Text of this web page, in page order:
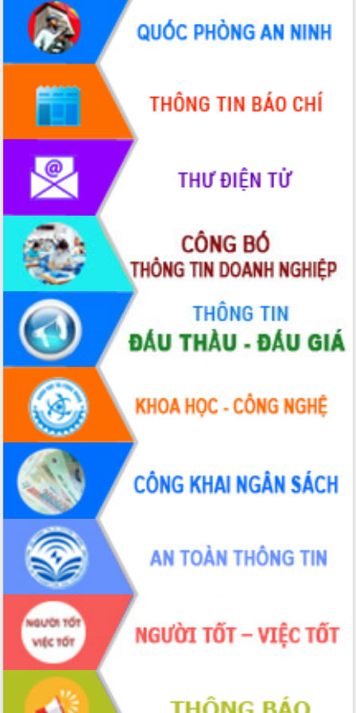
Phát động chiến dịch 30 ngày đêm
giải phóng mặt bằng Tuyến đường bộ
ven biển
Đắk Lắk nỗ lực thúc đẩy tăng trưởng
kinh tế từ 10% trở lên trong Quý
II/2026
Đắk Lắk ký kết thỏa thuận hợp tác về
chuyển đổi số giai đoạn 2026 – 2030
với Tập đoàn Bưu chính Viễn thông
Việt Nam
Thứ trưởng Bộ Y tế làm việc với tỉnh
Đắk Lắk về phát triển nhân lực y tế
cho trạm y tế cấp xã
Du lịch Đắk Lắk nâng tầm trải nghiệm
du khách thông qua Hệ thống cơ sở dữ
liệu và Bản đồ số
Tập huấn ứng dụng trí tuệ nhân tạo (AI)
trong thương mại điện tử năm 2026
Đoàn đại biểu Quốc hội tỉnh Đắk Lắk
trao đổi thông tin trước Kỳ họp thứ
nhất, Quốc hội khóa XVI
Quyết liệt cải cách hành chính, khơi
thông nguồn lực phát triển
Nâng cao hiệu lực, hiệu quả HĐND
tỉnh thông qua hiện đại hóa hành chính
Xã Ea Phê gắn cải cách hành chính với
chuyển đổi số
Phó Chủ tịch Thường trực UBND tỉnh
Hồ Thị Nguyên Thảo làm việc tại Trung
tâm Phục vụ hành chính công xã Ea
Phê
Xây dựng nền hành chính số đồng
hành cùng nông dân dân, doanh nghiệp
Giai đoạn 2026-2030, Đắk Lắk phấn
đấu có 77% xã đạt chuẩn nông thôn
mới
Chuyển đổi số 'mở đường' cho nông
nghiệp Đắk Lắk tăng trưởng bứt phá
Triển khai đồng bộ đo đạc, lập hồ sơ
địa chính, hoàn thiện cơ sở dữ liệu đất